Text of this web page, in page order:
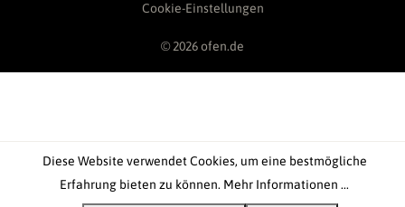
Cookie-Einstellungen
© 2026 ofen.de
Diese Website verwendet Cookies, um eine bestmögliche
Erfahrung bieten zu können. Mehr Informationen ...